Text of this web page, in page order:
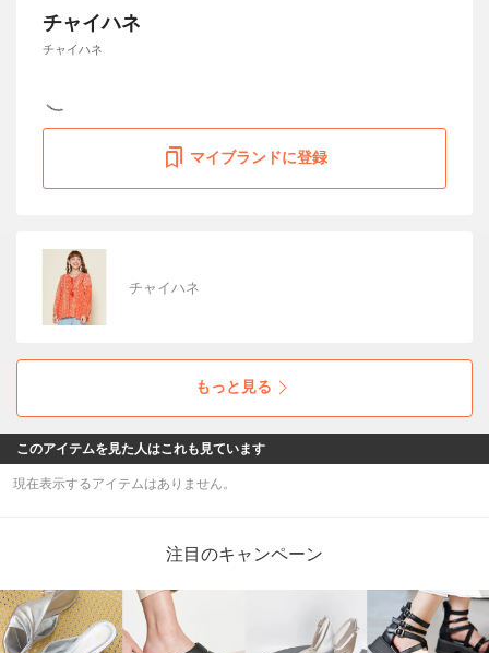
チャイハネ
チャイハネ
マイブランドに登録
チャイハネ
もっと見る
このアイテムを見た人はこれも見ています
現在表示するアイテムはありません。
注目のキャンペーン